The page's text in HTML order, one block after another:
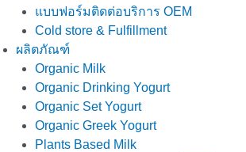
แบบฟอร์มติดต่อบริการ OEM
Cold store & Fulfillment
ผลิตภัณฑ์
Organic Milk
Organic Drinking Yogurt
Organic Set Yogurt
Organic Greek Yogurt
Plants Based Milk